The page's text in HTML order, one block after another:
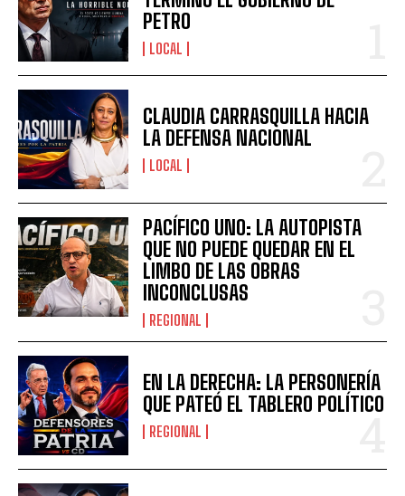
PETRO
LOCAL
CLAUDIA CARRASQUILLA HACIA
LA DEFENSA NACIONAL
LOCAL
PACÍFICO UNO: LA AUTOPISTA
QUE NO PUEDE QUEDAR EN EL
LIMBO DE LAS OBRAS
INCONCLUSAS
REGIONAL
EN LA DERECHA: LA PERSONERÍA
QUE PATEÓ EL TABLERO POLÍTICO
REGIONAL